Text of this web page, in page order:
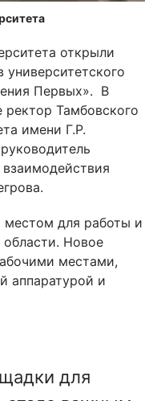
открыли
университетского
Первых». В
Тамбовского
имени Г.Р.
местом для работы и
Новое
местами,
аппаратурой и
для